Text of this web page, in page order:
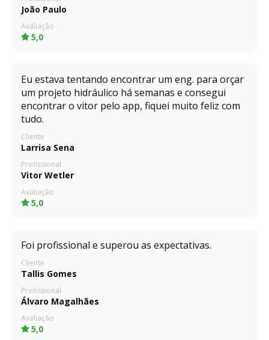
João Paulo
Avaliação
5,0
Eu estava tentando encontrar um eng. para orçar
um projeto hidráulico há semanas e consegui
encontrar o vitor pelo app, fiquei muito feliz com
tudo.
Cliente
Larrisa Sena
Profissional
Vitor Wetler
Avaliação
5,0
Foi profissional e superou as expectativas.
Cliente
Tallis Gomes
Profissional
Álvaro Magalhães
Avaliação
5,0